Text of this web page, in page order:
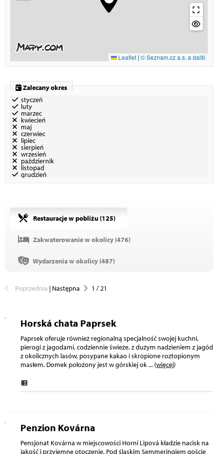
Leaflet | © Seznam.cz a.s. a další
Zalecany okres
styczeń
luty
marzec
kwiecień
maj
czerwiec
lipiec
sierpień
wrzesień
październik
listopad
grudzień
Restauracje w pobliżu (125)
Zakwaterowanie w okolicy (476)
Wydarzenia w okolicy (487)
Poprzednia | Następna 1 /21
Horská chata Paprsek
Paprsek oferuje również regionalną specjalność swojej kuchni,
pierogi z jagodami, codziennie świeże, z dużym nadzieniem z jagód
z okolicznych lasów, posypane kakao i skropione roztopionym
masłem. Domek położony jest w górskiej ok... (więcej)
Penzion Kovárna
Pensjonat Kovárna w miejscowości Horní Lipová kładzie nacisk na
jakość i przyjemne otoczenie. Pod śląskim Semmeringiem goście